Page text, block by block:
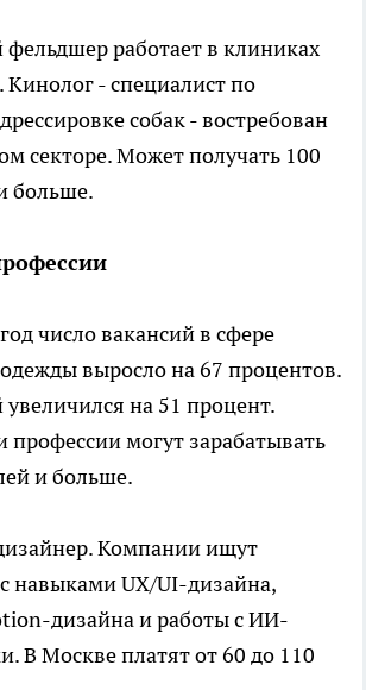
работает в клиниках
- специалист по
собак - востребован
секторе. Может получать 100
больше.
число вакансий в сфере
выросло на 67 процентов.
на 51 процент.
профессии могут зарабатывать
и больше.
Компании ищут
навыками UX/UI-дизайна,
дизайна и работы с ИИ-
В Москве платят от 60 до 110